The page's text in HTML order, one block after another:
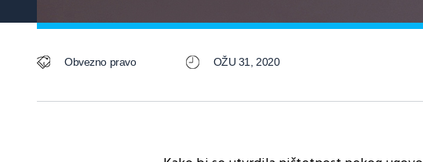
Obvezno pravo OŽU 31, 2020